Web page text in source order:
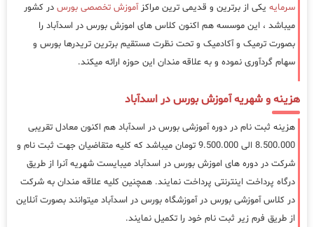
سرمایه یکی از برترین و قدیمی ترین مراکزآموزش تخصصی بورس در کشور
میباشد ، این موسسه هم اکنون کلاس های اموزش بورس در اسدآباد را
بصورت ترمیک و آکادمیک و تحت نظرت مستقیم برترین تریدرها بورس و
سهام گردآوری نموده و به علاقه مندان این حوزه ارائه میکند.
هزینه و شهریه آموزش بورس در اسدآباد
هزینه ثبت نام در دوره آموزشی بورس در اسدآباد هم اکنون معادل تقریبی
8.500.000 الی 9.500.000 تومان میباشد که کلیه متقاضیان جهت ثبت نام و
شرکت در دوره های اموزش بورس در اسدآباد میبایست شهریه آنرا از طریق
درگاه پرداخت اینترنتی پرداخت نمایند. همچنین کلیه علاقه مندان به شرکت
در کلاس آموزشی بورس در آموزشگاه بورس در اسدآباد میتوانند بصورت آنلاین
از طریق فرم زیر ثبت نام خود را تکمیل نمایند.